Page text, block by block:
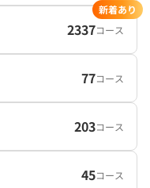
2337コース
新着あり
77コース
203コース
45コース